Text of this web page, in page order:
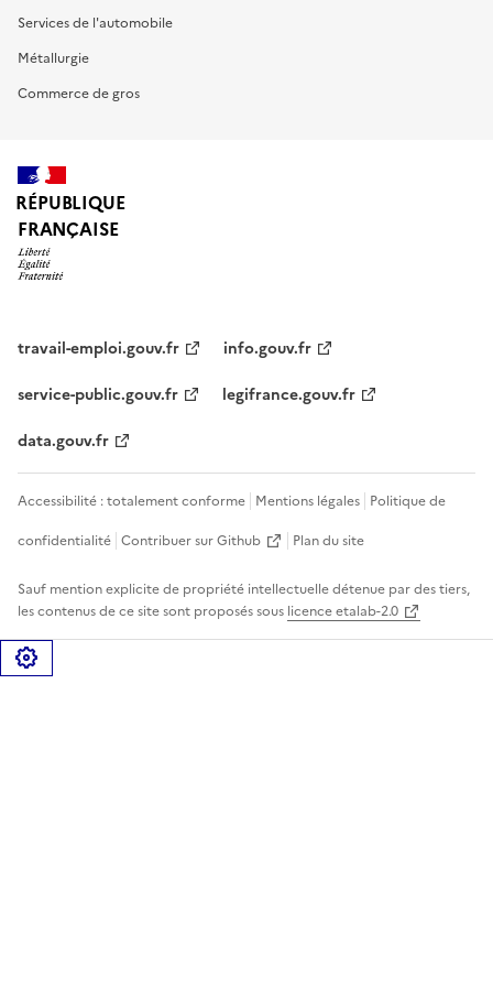
Services de l'automobile
Métallurgie
Commerce de gros
RÉPUBLIQUE
FRANÇAISE
travail-emploi.gouv.fr
info.gouv.fr
service-public.gouv.fr
legifrance.gouv.fr
data.gouv.fr
Accessibilité : totalement conforme Mentions légales Politique de
confidentialité Contribuer sur Github Plan du site
Sauf mention explicite de propriété intellectuelle détenue par des tiers,
les contenus de ce site sont proposés sous licence etalab-2.0
Gérer les cookies